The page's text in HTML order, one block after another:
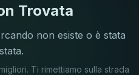
Trovata
non esiste o è stata
Ti rimettiamo sulla strada